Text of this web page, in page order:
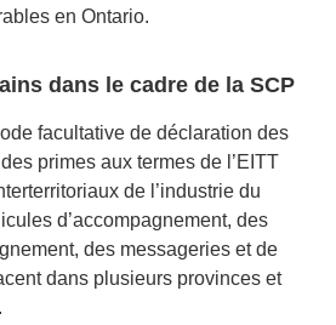
en Ontario.
dans le cadre de la SCP
facultative de déclaration des
primes aux termes de l’EITT
de l’industrie du
d’accompagnement, des
des messageries et de
dans plusieurs provinces et